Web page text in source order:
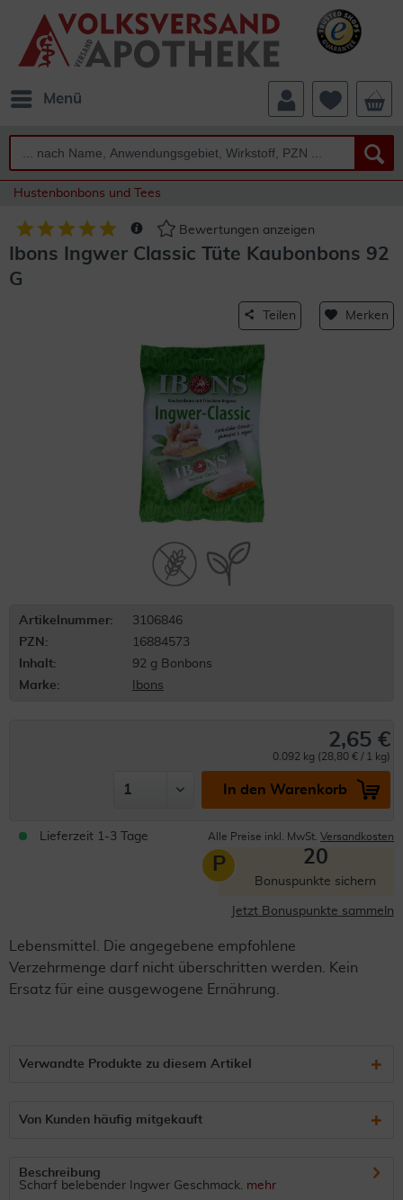
Menü
Hustenbonbons und Tees
Bewertungen anzeigen
Ibons Ingwer Classic Tüte Kaubonbons 92
G
Teilen Merken
Artikelnummer:
3106846
PZN:
16884573
Inhalt:
92 g Bonbons
Marke:
Ibons
2,65 €
0.092 kg (28,80 € / 1 kg)
In den Warenkorb
Lieferzeit 1-3 Tage Alle Preise inkl. MwSt. Versandkosten
P 20
Bonuspunkte sichern
Jetzt Bonuspunkte sammeln
Lebensmittel. Die angegebene empfohlene
Verzehrmenge darf nicht überschritten werden. Kein
Ersatz für eine ausgewogene Ernährung.
Verwandte Produkte zu diesem Artikel
Von Kunden häufig mitgekauft
Beschreibung
Scharf belebender Ingwer Geschmack. mehr